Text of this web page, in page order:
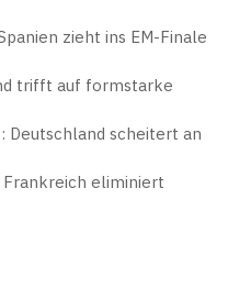
zieht ins EM-Finale
trifft auf formstarke
Deutschland scheitert an
eliminiert